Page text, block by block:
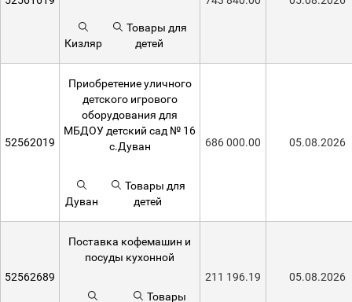
Кизляр
Товары для
детей
52562019
Приобретение уличного
детского игрового
оборудования для
МБДОУ детский сад № 16
с.Дуван
Дуван
Товары для
детей
686 000.00 05.08.2026
52562689
Поставка кофемашин и
посуды кухонной
Товары
211 196.19 05.08.2026